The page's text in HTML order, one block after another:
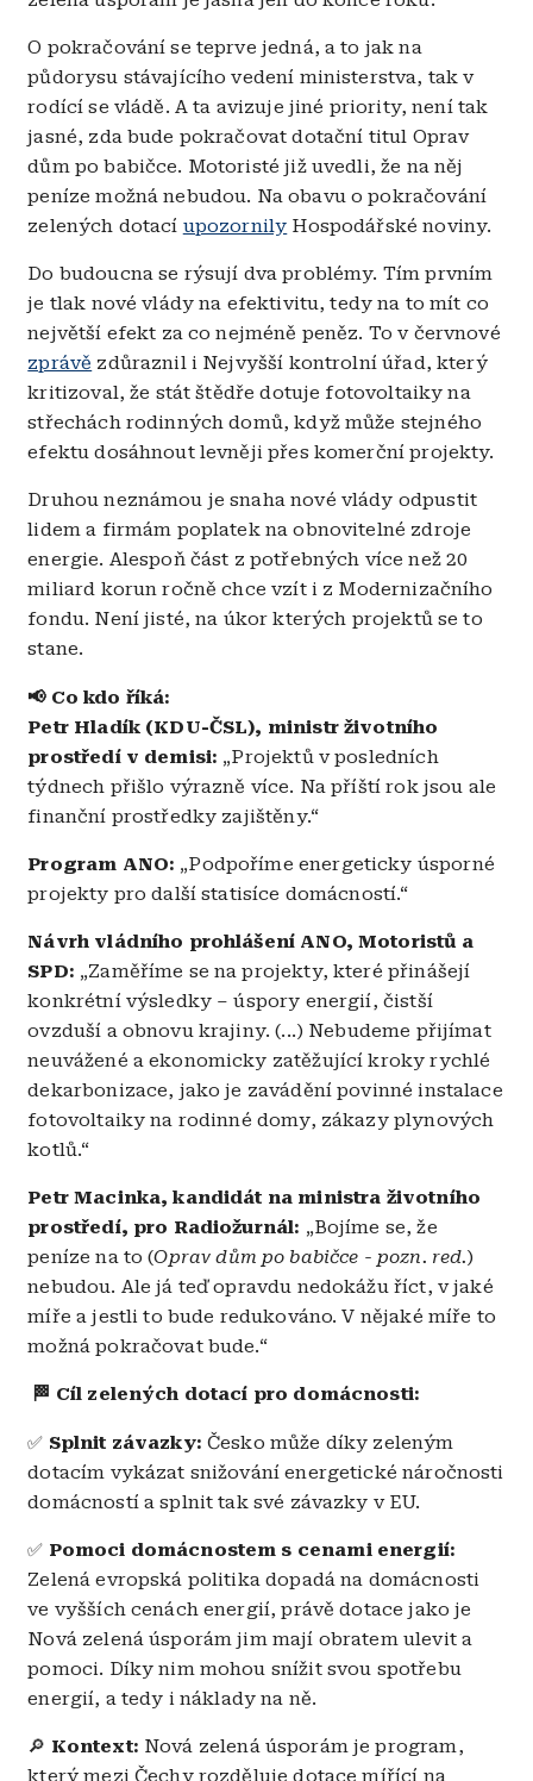
O pokračování se teprve jedná, a to jak na
půdorysu stávajícího vedení ministerstva, tak v
rodící se vládě. A ta avizuje jiné priority, není tak
jasné, zda bude pokračovat dotační titul Oprav
dům po babičce. Motoristé již uvedli, že na něj
peníze možná nebudou. Na obavu o pokračování
zelených dotací upozornily Hospodářské noviny.
Do budoucna se rýsují dva problémy. Tím prvním
je tlak nové vlády na efektivitu, tedy na to mít co
největší efekt za co nejméně peněz. To v červnové
zprávě zdůraznil i Nejvyšší kontrolní úřad, který
kritizoval, že stát štědře dotuje fotovoltaiky na
střechách rodinných domů, když může stejného
efektu dosáhnout levněji přes komerční projekty.
Druhou neznámou je snaha nové vlády odpustit
lidem a firmám poplatek na obnovitelné zdroje
energie. Alespoň část z potřebných více než 20
miliard korun ročně chce vzít i z Modernizačního
fondu. Není jisté, na úkor kterých projektů se to
stane.
📢 Co kdo říká:
Petr Hladík (KDU-ČSL), ministr životního
prostředí v demisi: „Projektů v posledních
týdnech přišlo výrazně více. Na příští rok jsou ale
finanční prostředky zajištěny.“
Program ANO: „Podpoříme energeticky úsporné
projekty pro další statisíce domácností.“
Návrh vládního prohlášení ANO, Motoristů a
SPD: „Zaměříme se na projekty, které přinášejí
konkrétní výsledky – úspory energií, čistší
ovzduší a obnovu krajiny. (...) Nebudeme přijímat
neuvážené a ekonomicky zatěžující kroky rychlé
dekarbonizace, jako je zavádění povinné instalace
fotovoltaiky na rodinné domy, zákazy plynových
kotlů.“
Petr Macinka, kandidát na ministra životního
prostředí, pro Radiožurnál: „Bojíme se, že
peníze na to (Oprav dům po babičce - pozn. red.)
nebudou. Ale já teď opravdu nedokážu říct, v jaké
míře a jestli to bude redukováno. V nějaké míře to
možná pokračovat bude.“
🏁 Cíl zelených dotací pro domácnosti:
✅ Splnit závazky: Česko může díky zeleným
dotacím vykázat snižování energetické náročnosti
domácností a splnit tak své závazky v EU.
✅ Pomoci domácnostem s cenami energií:
Zelená evropská politika dopadá na domácnosti
ve vyšších cenách energií, právě dotace jako je
Nová zelená úsporám jim mají obratem ulevit a
pomoci. Díky nim mohou snížit svou spotřebu
energií, a tedy i náklady na ně.
🔎 Kontext: Nová zelená úsporám je program,
který mezi Čechy rozděluje dotace mířící na